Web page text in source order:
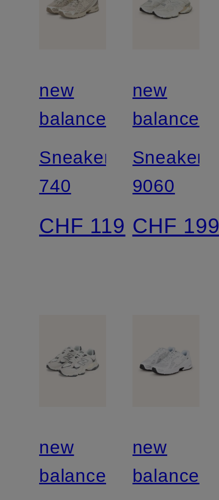
new
balance
Sneaker
740
CHF 119
new
balance
Sneaker
9060
CHF
new
balance
new
balance